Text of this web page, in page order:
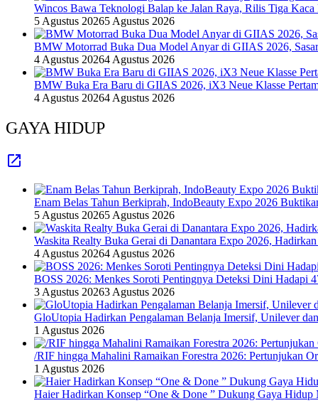
Wincos Bawa Teknologi Balap ke Jalan Raya, Rilis Tiga
5 Agustus 20265 Agustus 2026
BMW Motorrad Buka Dua Model Anyar di GIIAS 2026, Sasar
4 Agustus 20264 Agustus 2026
BMW Buka Era Baru di GIIAS 2026, iX3 Neue Klasse
4 Agustus 20264 Agustus 2026
GAYA HIDUP
Enam Belas Tahun Berkiprah, IndoBeauty Expo 2026
5 Agustus 20265 Agustus 2026
Waskita Realty Buka Gerai di Danantara Expo 2026,
4 Agustus 20264 Agustus 2026
BOSS 2026: Menkes Soroti Pentingnya Deteksi Dini Hadapi
3 Agustus 20263 Agustus 2026
GloUtopia Hadirkan Pengalaman Belanja Imersif, Unilever
1 Agustus 2026
/RIF hingga Mahalini Ramaikan Forestra 2026: Pertunjukan
1 Agustus 2026
Haier Hadirkan Konsep “One & Done ” Dukung Gaya Hidup